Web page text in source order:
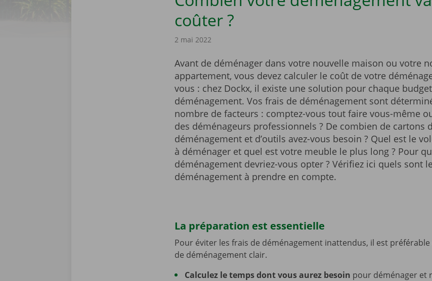
coûter ?
2 mai 2022
Avant de déménager dans votre nouvelle maison ou votre
appartement, vous devez calculer le coût de votre
vous : chez Dockx, il existe une solution pour chaque
déménagement. Vos frais de déménagement sont
nombre de facteurs : comptez-vous tout faire vous-même
des déménageurs professionnels ? De combien de cartons
déménagement et d’outils avez-vous besoin ? Quel est le
à déménager et quel est votre meuble le plus long ? Pour
déménagement devriez-vous opter ? Vérifiez ici quels sont
déménagement à prendre en compte.
La préparation est essentielle
Pour éviter les frais de déménagement inattendus, il est préférable
de déménagement clair.
Calculez le temps dont vous aurez besoin pour déménager et